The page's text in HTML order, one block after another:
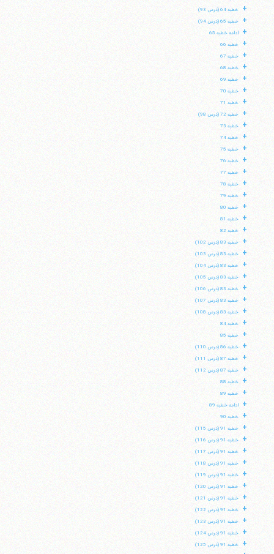
+ خطبه 64 (درس 93)
+ خطبه 65 (درس 94)
+ ادامه خطبه 65
+ خطبه 66
+ خطبه 67
+ خطبه 68
+ خطبه 69
+ خطبه 70
+ خطبه 71
+ خطبه 72 (درس 98)
+ خطبه 73
+ خطبه 74
+ خطبه 75
+ خطبه 76
+ خطبه 77
+ خطبه 78
+ خطبه 79
+ خطبه 80
+ خطبه 81
+ خطبه 82
+ خطبه 83 (درس 102)
+ خطبه 83 (درس 103)
+ خطبه 83 (درس 104)
+ خطبه 83 (درس 105)
+ خطبه 83 (درس 106)
+ خطبه 83 (درس 107)
+ خطبه 83 (درس 108)
+ خطبه 84
+ خطبه 85
+ خطبه 86 (درس 110)
+ خطبه 87 (درس 111)
+ خطبه 87 (درس 112)
+ خطبه 88
+ خطبه 89
+ ادامه خطبه 89
+ خطبه 90
+ خطبه 91 (درس 115)
+ خطبه 91 (درس 116)
+ خطبه 91 (درس 117)
+ خطبه 91 (درس 118)
+ خطبه 91 (درس 119)
+ خطبه 91 (درس 120)
+ خطبه 91 (درس 121)
+ خطبه 91 (درس 122)
+ خطبه 91 (درس 123)
+ خطبه 91 (درس 124)
+ خطبه 91 (درس 125)